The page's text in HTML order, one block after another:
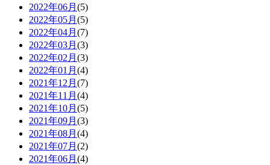
2022年06月 (5)
2022年05月 (5)
2022年04月 (7)
2022年03月 (3)
2022年02月 (3)
2022年01月 (4)
2021年12月 (7)
2021年11月 (4)
2021年10月 (5)
2021年09月 (3)
2021年08月 (4)
2021年07月 (2)
2021年06月 (4)